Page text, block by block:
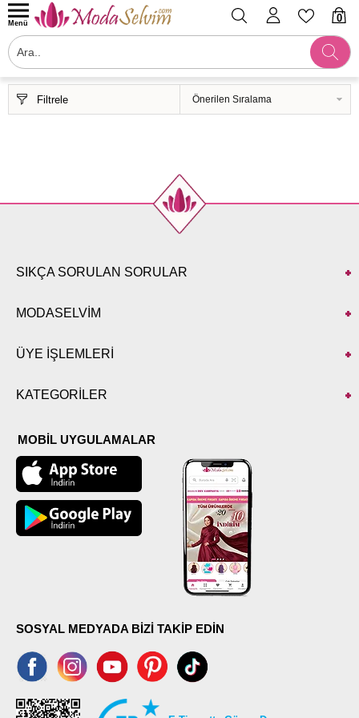
0
Menü
Filtrele
SIKÇA SORULAN SORULAR
MODASELVİM
ÜYE İŞLEMLERİ
KATEGORİLER
MOBİL UYGULAMALAR
SOSYAL MEDYADA BİZİ TAKİP EDİN